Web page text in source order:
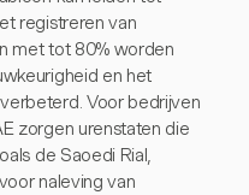
registreren van
met tot 80% worden
en het
Voor bedrijven
zorgen urenstaten die
de Saoedi Rial,
naleving van